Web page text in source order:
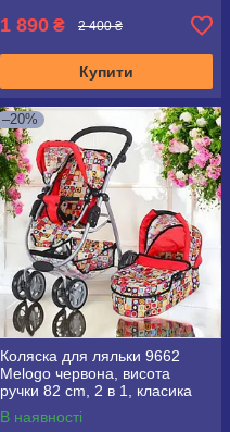
1 890 ₴ 2 400 ₴
Купити
–20%
Коляска для ляльки 9662
Melogo червона, висота
ручки 82 cm, 2 в 1, класика
В наявності